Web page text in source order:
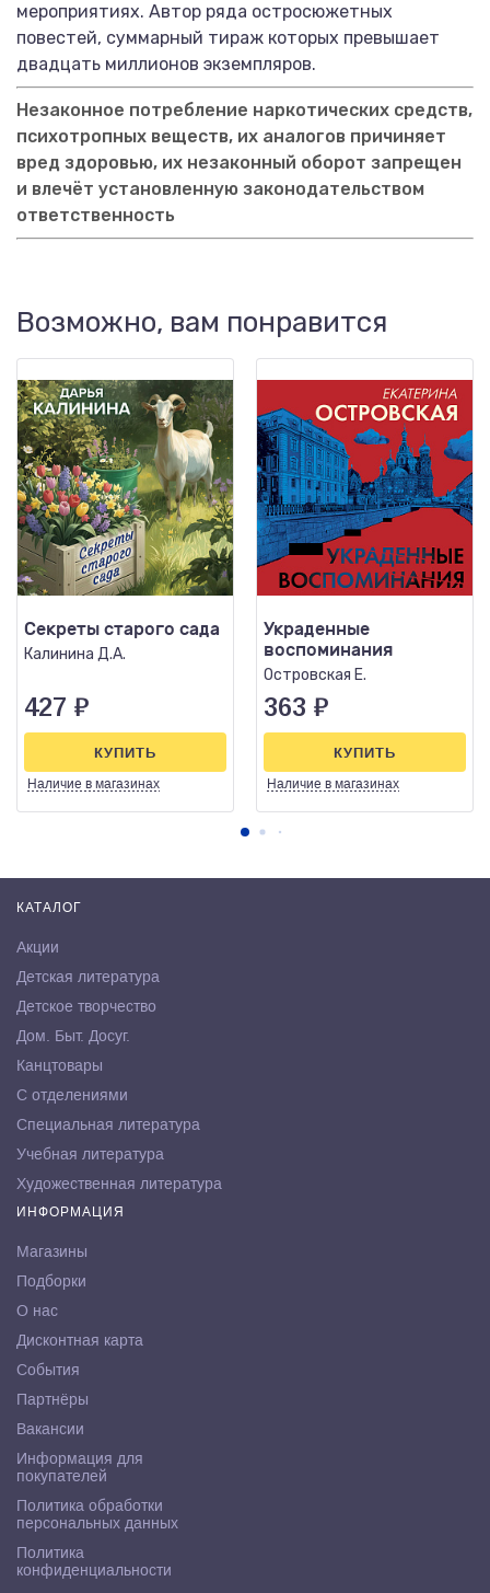
мероприятиях. Автор ряда остросюжетных
повестей, суммарный тираж которых превышает
двадцать миллионов экземпляров.
Незаконное потребление наркотических средств,
психотропных веществ, их аналогов причиняет
вред здоровью, их незаконный оборот запрещен
и влечёт установленную законодательством
ответственность
Возможно, вам понравится
Секреты старого сада
Калинина Д.А.
427 ₽
Наличие в магазинах
КУПИТЬ
Украденные
воспоминания
Островская Е.
363 ₽
Наличие в магазинах
КУПИТЬ
КАТАЛОГ
Акции
Детская литература
Детское творчество
Дом. Быт. Досуг.
Канцтовары
С отделениями
Специальная литература
Учебная литература
Художественная литература
ИНФОРМАЦИЯ
Магазины
Подборки
О нас
Дисконтная карта
События
Партнёры
Вакансии
Информация для
покупателей
Политика обработки
персональных данных
Политика
конфиденциальности